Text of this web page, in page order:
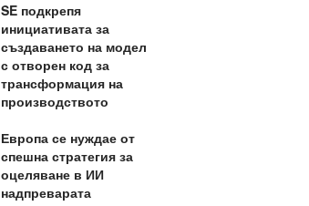
SE подкрепя
инициативата за
създаването на модел
с отворен код за
трансформация на
производството
Европа се нуждае от
спешна стратегия за
оцеляване в ИИ
надпреварата